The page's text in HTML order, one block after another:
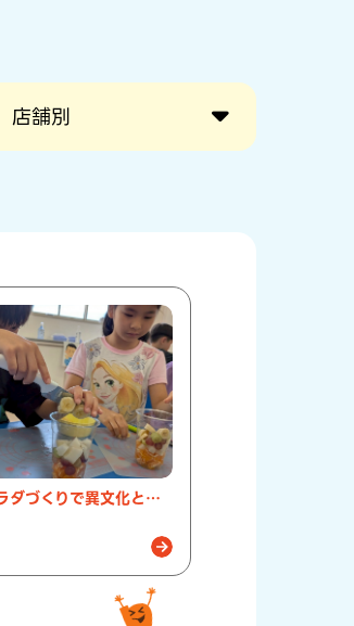
店舗別
フルーツサラダづくりで異文化とふれあう楽しい時間♪